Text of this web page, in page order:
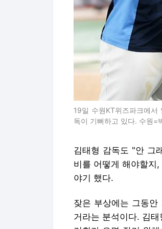
19일 수원KT위즈파크에
독이 기뻐하고 있다. 수원
김태형 감독도 "안 그
비를 어떻게 해야할지
야기 했다.
잦은 부상에는 그동
거라는 분석이다. 김